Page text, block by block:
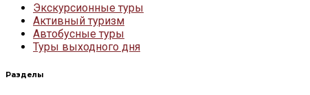
Экскурсионные туры
Активный туризм
Автобусные туры
Туры выходного дня
Разделы